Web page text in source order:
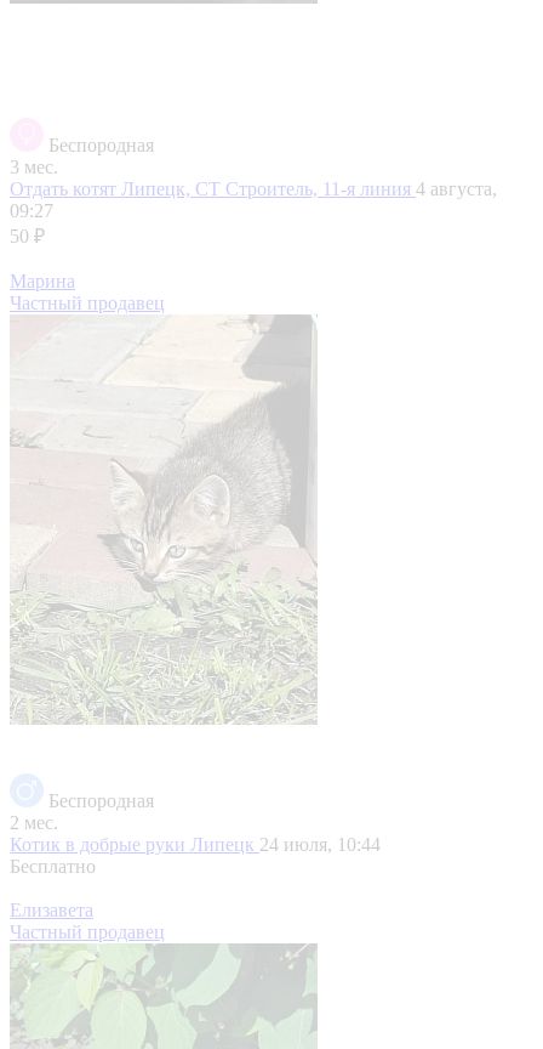
Беспородная
3 мес.
Отдать котят Липецк, СТ Строитель, 11-я линия 4 августа,
09:27
50 ₽
Марина
Частный продавец
Беспородная
2 мес.
Котик в добрые руки Липецк 24 июля, 10:44
Бесплатно
Елизавета
Частный продавец